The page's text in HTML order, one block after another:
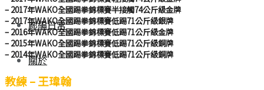
廊編日常
關於
– 2017年WAKO全國踢拳錦標賽半接觸74公斤級金牌
– 2017年WAKO全國踢拳錦標賽低踢71公斤級銀牌
– 2016年WAKO全國踢拳錦標賽低踢71公斤級金牌
– 2015年WAKO全國踢拳錦標賽低踢71公斤級銅牌
– 2014年WAKO全國踢拳錦標賽低踢71公斤級銅牌
教練–王瑋翰